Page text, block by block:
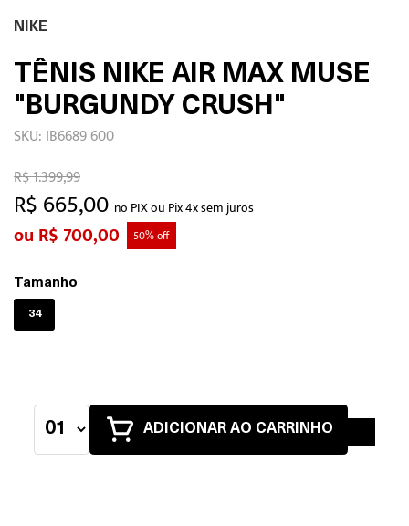
NIKE
TÊNIS NIKE AIR MAX MUSE
"BURGUNDY CRUSH"
SKU: IB6689 600
R$ 665,00 no PIX ou Pix 4x sem juros
R$ 1.399,99
R$ 700,00 50% off
Tamanho
34
ADICIONAR AO CARRINHO